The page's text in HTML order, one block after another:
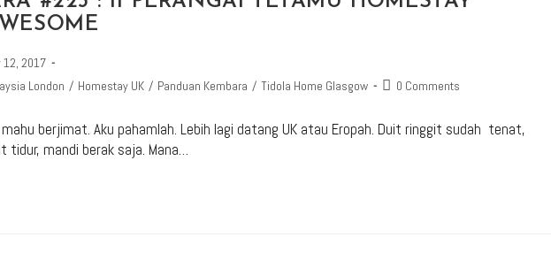
12, 2017
London / Homestay UK / Panduan Kembara / Tidola Home Glasgow 0 Comments
berjimat. Aku pahamlah. Lebih lagi datang UK atau Eropah. Duit ringgit sudah tenat,
tidur, mandi berak saja. Mana…